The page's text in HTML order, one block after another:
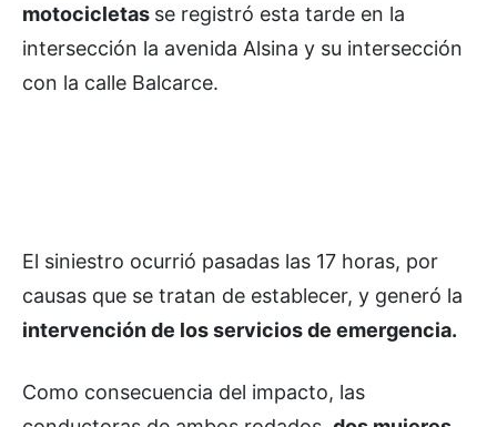
motocicletas se registró esta tarde en la
intersección la avenida Alsina y su intersección
con la calle Balcarce.
El siniestro ocurrió pasadas las 17 horas, por
causas que se tratan de establecer, y generó la
intervención de los servicios de emergencia.
Como consecuencia del impacto, las